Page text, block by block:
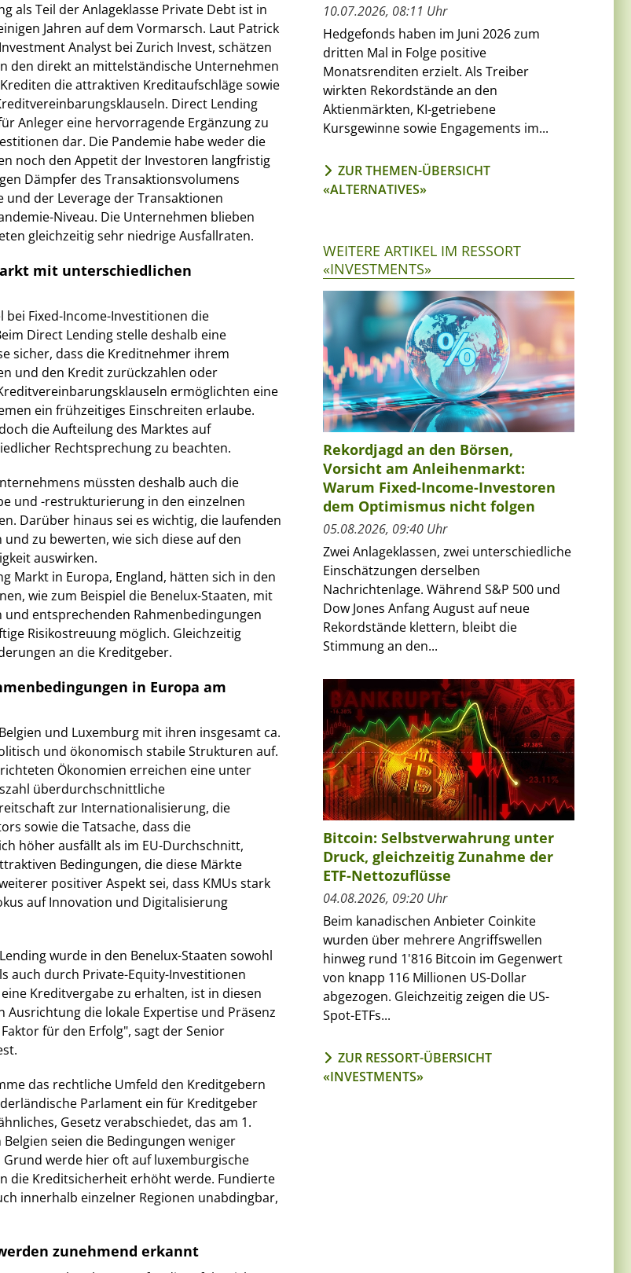
als Teil der Anlageklasse Private Debt ist in
Jahren auf dem Vormarsch. Laut Patrick
Analyst bei Zurich Invest, schätzen
den direkt an mittelständische Unternehmen
die attraktiven Kreditaufschläge sowie
Direct Lending
Anleger eine hervorragende Ergänzung zu
dar. Die Pandemie habe weder die
noch den Appetit der Investoren langfristig
Dämpfer des Transaktionsvolumens
der Leverage der Transaktionen
Niveau. Die Unternehmen blieben
gleichzeitig sehr niedrige Ausfallraten.
mit unterschiedlichen
Fixed-Income-Investitionen die
Direct Lending stelle deshalb eine
sicher, dass die Kreditnehmer ihrem
und den Kredit zurückzahlen oder
ermöglichten eine
ein frühzeitiges Einschreiten erlaube.
die Aufteilung des Marktes auf
Rechtsprechung zu beachten.
müssten deshalb auch die
und -restrukturierung in den einzelnen
Darüber hinaus sei es wichtig, die laufenden
zu bewerten, wie sich diese auf den
auswirken.
Markt in Europa, England, hätten sich in den
wie zum Beispiel die Benelux-Staaten, mit
entsprechenden Rahmenbedingungen
Risikostreuung möglich. Gleichzeitig
an die Kreditgeber.
in Europa am
und Luxemburg mit ihren insgesamt ca.
und ökonomisch stabile Strukturen auf.
Ökonomien erreichen eine unter
überdurchschnittliche
zur Internationalisierung, die
sowie die Tatsache, dass die
höher ausfällt als im EU-Durchschnitt,
Bedingungen, die diese Märkte
positiver Aspekt sei, dass KMUs stark
auf Innovation und Digitalisierung
wurde in den Benelux-Staaten sowohl
auch durch Private-Equity-Investitionen
Kreditvergabe zu erhalten, ist in diesen
die lokale Expertise und Präsenz
für den Erfolg", sagt der Senior
das rechtliche Umfeld den Kreditgebern
Parlament ein für Kreditgeber
Gesetz verabschiedet, das am 1.
seien die Bedingungen weniger
werde hier oft auf luxemburgische
die Kreditsicherheit erhöht werde. Fundierte
innerhalb einzelner Regionen unabdingbar,
zunehmend erkannt
10.07.2026, 08:11 Uhr
Hedgefonds haben im Juni 2026 zum
dritten Mal in Folge positive
Monatsrenditen erzielt. Als Treiber
wirkten Rekordstände an den
Aktienmärkten, KI-getriebene
Kursgewinne sowie Engagements im...
ZUR THEMEN-ÜBERSICHT
«ALTERNATIVES»
WEITERE ARTIKEL IM RESSORT
«INVESTMENTS»
Rekordjagd an den Börsen,
Vorsicht am Anleihenmarkt:
Warum Fixed-Income-Investoren
dem Optimismus nicht folgen
05.08.2026, 09:40 Uhr
Zwei Anlageklassen, zwei unterschiedliche
Einschätzungen derselben
Nachrichtenlage. Während S&P 500 und
Dow Jones Anfang August auf neue
Rekordstände klettern, bleibt die
Stimmung an den...
Bitcoin: Selbstverwahrung unter
Druck, gleichzeitig Zunahme der
ETF-Nettozuflüsse
04.08.2026, 09:20 Uhr
Beim kanadischen Anbieter Coinkite
wurden über mehrere Angriffswellen
hinweg rund 1'816 Bitcoin im Gegenwert
von knapp 116 Millionen US-Dollar
abgezogen. Gleichzeitig zeigen die US-
Spot-ETFs...
ZUR RESSORT-ÜBERSICHT
«INVESTMENTS»